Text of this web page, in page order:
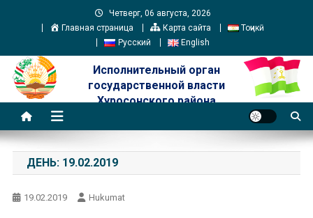
Четверг, 06 августа, 2026
Главная страница
Карта сайта
Тоҷикӣ
Русский
English
Исполнительный орган
государственной власти
Хуросонского района
ДЕНЬ: 19.02.2019
19.02.2019 Hukumat